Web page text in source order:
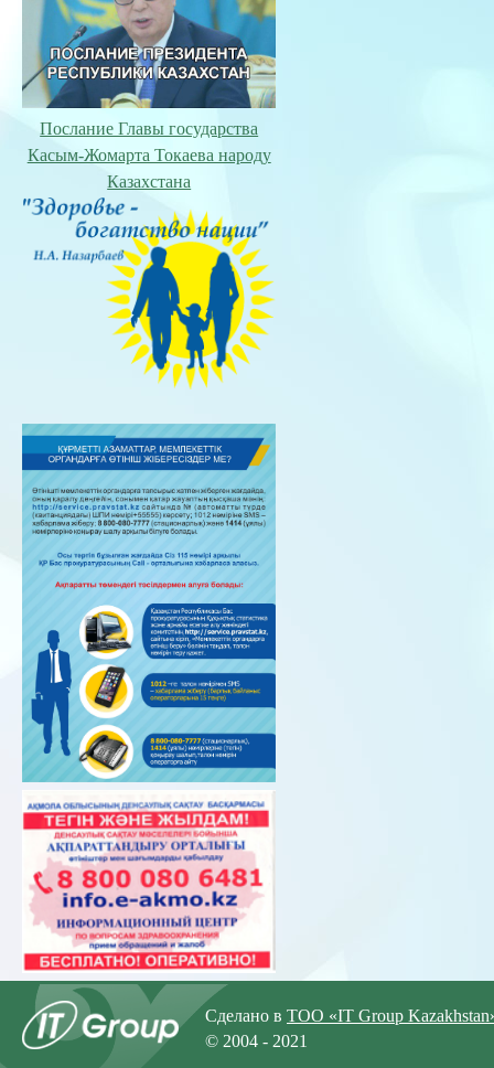
Послание Главы государства
Касым-Жомарта Токаева народу
Казахстана
Сделано в ТОО «IT Group
© 2004 - 2021